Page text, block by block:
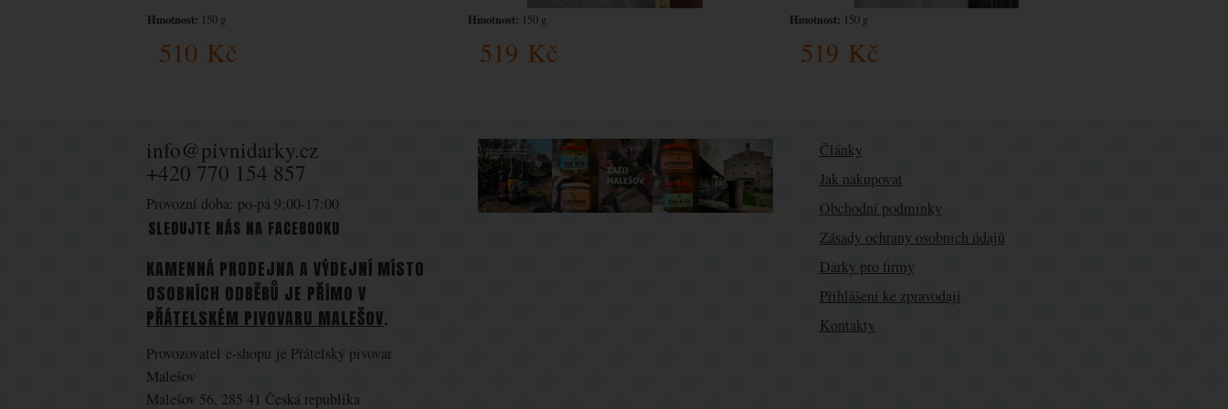
510 Kč
Hmotnost: 150 g
519 Kč
Hmotnost: 150 g
519 Kč
Hmotnost: 150 g
info@pivnidarky.cz
+420 770 154 857
Provozní doba: po-pá 9:00-17:00
SLEDUJTE NÁS NA FACEBOOKU
KAMENNÁ PRODEJNA A VÝDEJNÍ MÍSTO
OSOBNÍCH ODBĚRŮ JE PŘÍMO V
PŘÁTELSKÉM PIVOVARU MALEŠOV.
Provozovatel e-shopu je Přátelský pivovar
Malešov
Malešov 56, 285 41 Česká republika
Články
Jak nakupovat
Obchodní podmínky
Zásady ochrany osobních údajů
Dárky pro firmy
Přihlášení ke zpravodaji
Kontakty